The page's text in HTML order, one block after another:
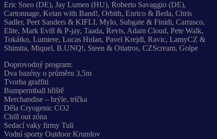
Eric Sneo (DE), Jay Lumen (HU), Roberto Savaggio (DE),
Cartonnage, Ketan with Band!, Orbith, Enrico & Beda, Chris
Sadler, Peet Sanders & KIFLI, Mylo, Subgate & Finidi, Carrasco,
Elite, Mark Evill & P-jay, Taada, Revis, Adam Cloud, Pete Walk,
Tokátko, Lumiere, Lucas Hulan, Pavel Krejdl, Ravic, LamyCZ &
Shimita, Miquel, B.UNQ!, Steen & Otiatros, CZScream, Golpe
Doprovodný program:
Dva bazény o průměru 3,5m
Tvorba graffiti
Bumpermball hřiště
Merchandise – brýle, trička
Děla Cryogenic CO2
Chill out zóna
Sedací vaky firmy Tuli
Vodní sporty Outdoor Krumlov